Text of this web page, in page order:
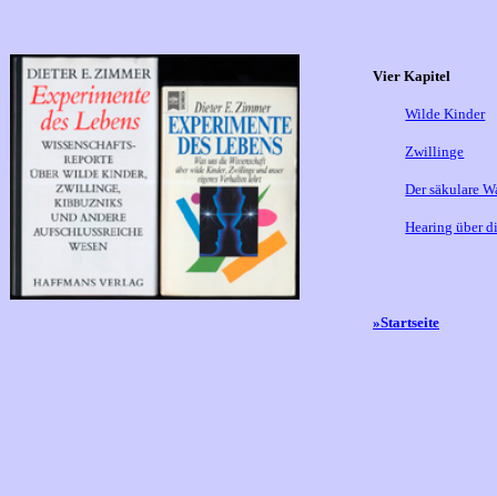
Vier Kapitel
Wilde Kinder
Zwillinge
Der säkulare
Hearing über
»Startseite